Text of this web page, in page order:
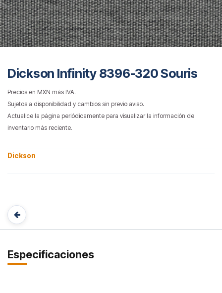
Dickson Infinity 8396-320 Souris
Precios en MXN más IVA.
Sujetos a disponibilidad y cambios sin previo aviso.
Actualice la página periódicamente para visualizar la información de
inventario más reciente.
Dickson
Especificaciones